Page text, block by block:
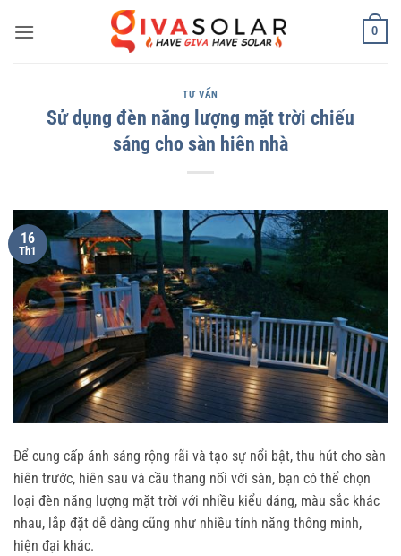
qua
0
TƯ VẤN
Sử dụng đèn năng lượng mặt trời chiếu
sáng cho sàn hiên nhà
16
Th1
Để cung cấp ánh sáng rộng rãi và tạo sự nổi bật, thu hút cho sàn
hiên trước, hiên sau và cầu thang nối với sàn, bạn có thể chọn
loại đèn năng lượng mặt trời với nhiều kiểu dáng, màu sắc khác
nhau, lắp đặt dễ dàng cũng như nhiều tính năng thông minh,
hiện đại khác.